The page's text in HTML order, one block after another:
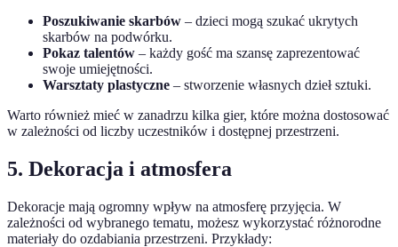
Poszukiwanie skarbów – dzieci mogą szukać ukrytych
skarbów na podwórku.
Pokaz talentów – każdy gość ma szansę zaprezentować
swoje umiejętności.
Warsztaty plastyczne – stworzenie własnych dzieł sztuki.
Warto również mieć w zanadrzu kilka gier, które można dostosować
w zależności od liczby uczestników i dostępnej przestrzeni.
5. Dekoracja i atmosfera
Dekoracje mają ogromny wpływ na atmosferę przyjęcia. W
zależności od wybranego tematu, możesz wykorzystać różnorodne
materiały do ozdabiania przestrzeni. Przykłady: